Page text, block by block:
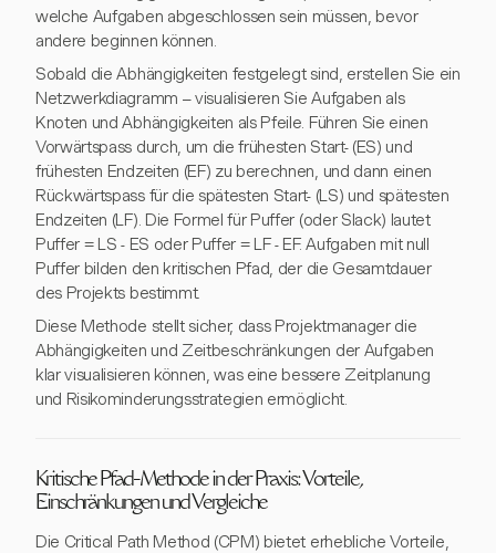
welche Aufgaben abgeschlossen sein müssen, bevor
andere beginnen können.
Sobald die Abhängigkeiten festgelegt sind, erstellen Sie ein
Netzwerkdiagramm – visualisieren Sie Aufgaben als
Knoten und Abhängigkeiten als Pfeile. Führen Sie einen
Vorwärtspass durch, um die frühesten Start- (ES) und
frühesten Endzeiten (EF) zu berechnen, und dann einen
Rückwärtspass für die spätesten Start- (LS) und spätesten
Endzeiten (LF). Die Formel für Puffer (oder Slack) lautet
Puffer = LS - ES oder Puffer = LF - EF. Aufgaben mit null
Puffer bilden den kritischen Pfad, der die Gesamtdauer
des Projekts bestimmt.
Diese Methode stellt sicher, dass Projektmanager die
Abhängigkeiten und Zeitbeschränkungen der Aufgaben
klar visualisieren können, was eine bessere Zeitplanung
und Risikominderungsstrategien ermöglicht.
Kritische Pfad-Methode in der Praxis: Vorteile,
Einschränkungen und Vergleiche
Die Critical Path Method (CPM) bietet erhebliche Vorteile,